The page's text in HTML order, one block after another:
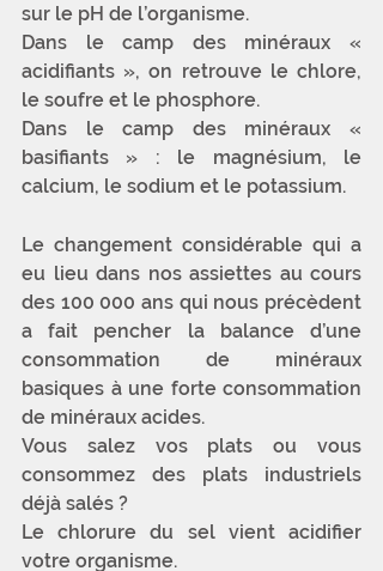
sur le pH de l’organisme.
Dans le camp des minéraux «
acidifiants », on retrouve le chlore,
le soufre et le phosphore.
Dans le camp des minéraux «
basifiants » : le magnésium, le
calcium, le sodium et le potassium.
Le changement considérable qui a
eu lieu dans nos assiettes au cours
des 100 000 ans qui nous précèdent
a fait pencher la balance d’une
consommation de minéraux
basiques à une forte consommation
de minéraux acides.
Vous salez vos plats ou vous
consommez des plats industriels
déjà salés ?
Le chlorure du sel vient acidifier
votre organisme.